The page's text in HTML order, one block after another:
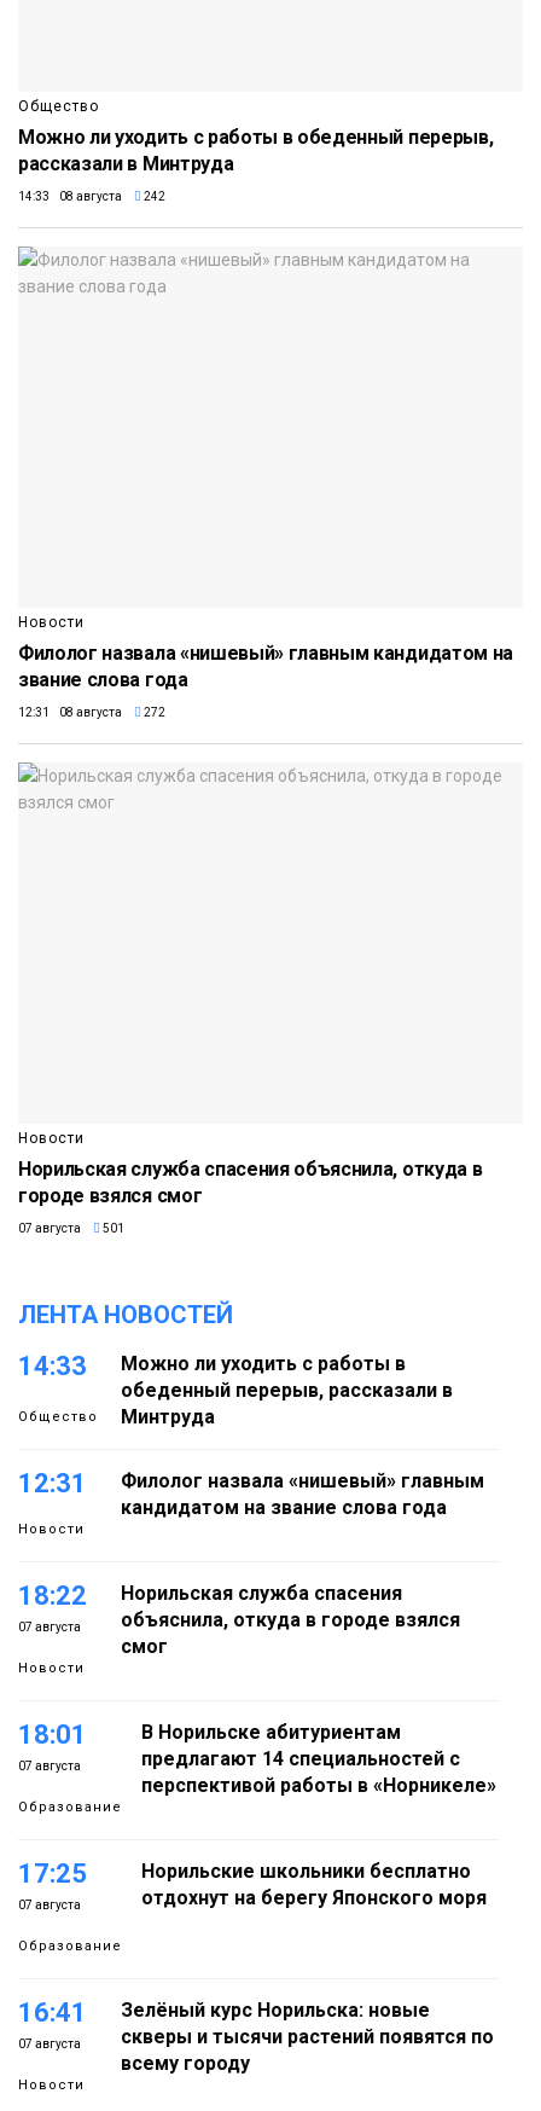
Общество
Можно ли уходить с работы в обеденный перерыв,
рассказали в Минтруда
14:33 08 августа 242
Новости
Филолог назвала «нишевый» главным кандидатом на
звание слова года
12:31 08 августа 272
Новости
Норильская служба спасения объяснила, откуда в
городе взялся смог
07 августа 501
ЛЕНТА НОВОСТЕЙ
14:33
Общество
Можно ли уходить с работы в
обеденный перерыв, рассказали в
Минтруда
12:31
Новости
Филолог назвала «нишевый» главным
кандидатом на звание слова года
18:22
07 августа
Новости
Норильская служба спасения
объяснила, откуда в городе взялся
смог
18:01
07 августа
Образование
В Норильске абитуриентам
предлагают 14 специальностей с
перспективой работы в «Норникеле»
17:25
07 августа
Образование
Норильские школьники бесплатно
отдохнут на берегу Японского моря
16:41
07 августа
Новости
Зелёный курс Норильска: новые
скверы и тысячи растений появятся по
всему городу